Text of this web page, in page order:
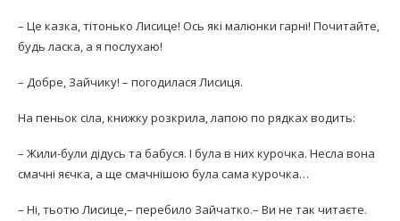
– Це казка, тітонько Лисице! Ось які малюнки гарні! Почитайте,
будь ласка, а я послухаю!
– Добре, Зайчику! – погодилася Лисиця.
На пеньок сіла, книжку розкрила, лапою по рядках водить:
– Жили-були дідусь та бабуся. І була в них курочка. Несла вона
смачні яєчка, а ще смачнішою була сама курочка…
– Ні, тьотю Лисице,– перебило Зайчатко.– Ви не так читаєте.